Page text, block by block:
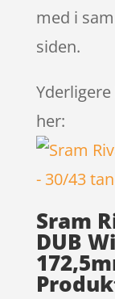
med i
siden.
her:
Sram
DUB